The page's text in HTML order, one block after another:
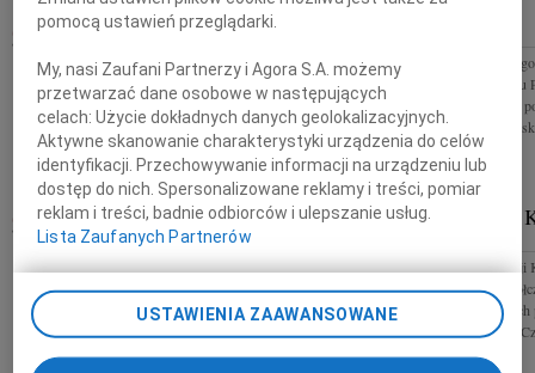
23.03.2023
Panu Prezesowi Tomaszowi Jankowskiemu wyrazy
głębokiego współczucia z powodu śmierci Mamy
składa Prof. Mirosław Ząbek z Zespołem Centrum
Gamma Knife Warszawa oraz...
Wyrazy
kondolencje
Jankowskiemu z
Dyrekcja
ANDRZEJ KOLENKIEWICZ
09.03.2023
Szczere wyrazy żalu i głębokiego współczucia z
powodu śmierci mojego stryjecznego Brata Andrzeja
Kolenkiewicza Rodzinie i Bliskim składa Krystyna z
Rodziną
DARIUSZ
Kochanej Patrycji
głębokiego
trudnych
składają rodzina
pomocą ustawień przeglądarki.
My, nasi Zaufani Partnerzy i Agora S.A. możemy
przetwarzać dane osobowe w następujących
celach:Użycie dokładnych danych geolokalizacyjnych.
Aktywne skanowanie charakterystyki urządzenia do celów
identyfikacji. Przechowywanie informacji na urządzeniu lub
dostęp do nich. Spersonalizowane reklamy i treści, pomiar
reklam i treści, badnie odbiorców i ulepszanie usług.
Lista Zaufanych Partnerów
USTAWIENIA ZAAWANSOWANE